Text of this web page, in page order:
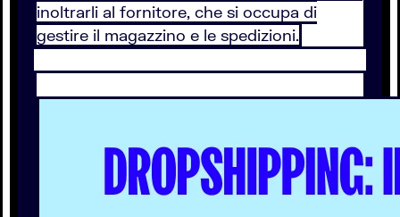
inoltrarli al fornitore, che si occupa di
gestire il magazzino e le spedizioni.